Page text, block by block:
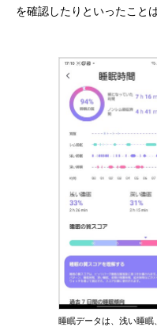
を確認したりといったこと
睡眠データは、浅い睡眠